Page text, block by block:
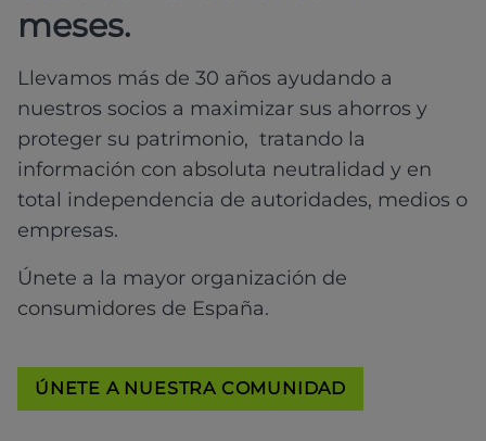
meses.
Llevamos más de 30 años ayudando a
nuestros socios a maximizar sus ahorros y
proteger su patrimonio, tratando la
información con absoluta neutralidad y en
total independencia de autoridades, medios o
empresas.
Únete a la mayor organización de
consumidores de España.
ÚNETE A NUESTRA COMUNIDAD